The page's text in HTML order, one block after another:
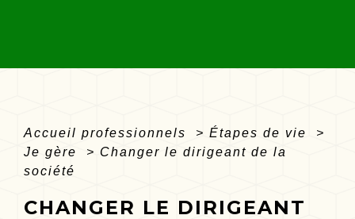
Accueil professionnels > Étapes de vie
>
Je gère
> Changer le dirigeant de la
société
CHANGER LE DIRIGEANT